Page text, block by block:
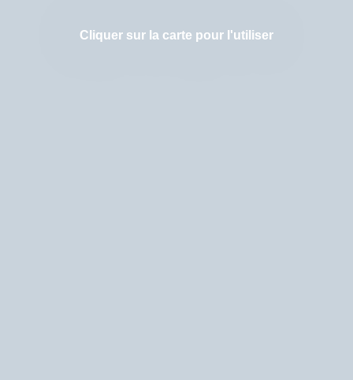
Cliquer sur la carte pour l'utiliser